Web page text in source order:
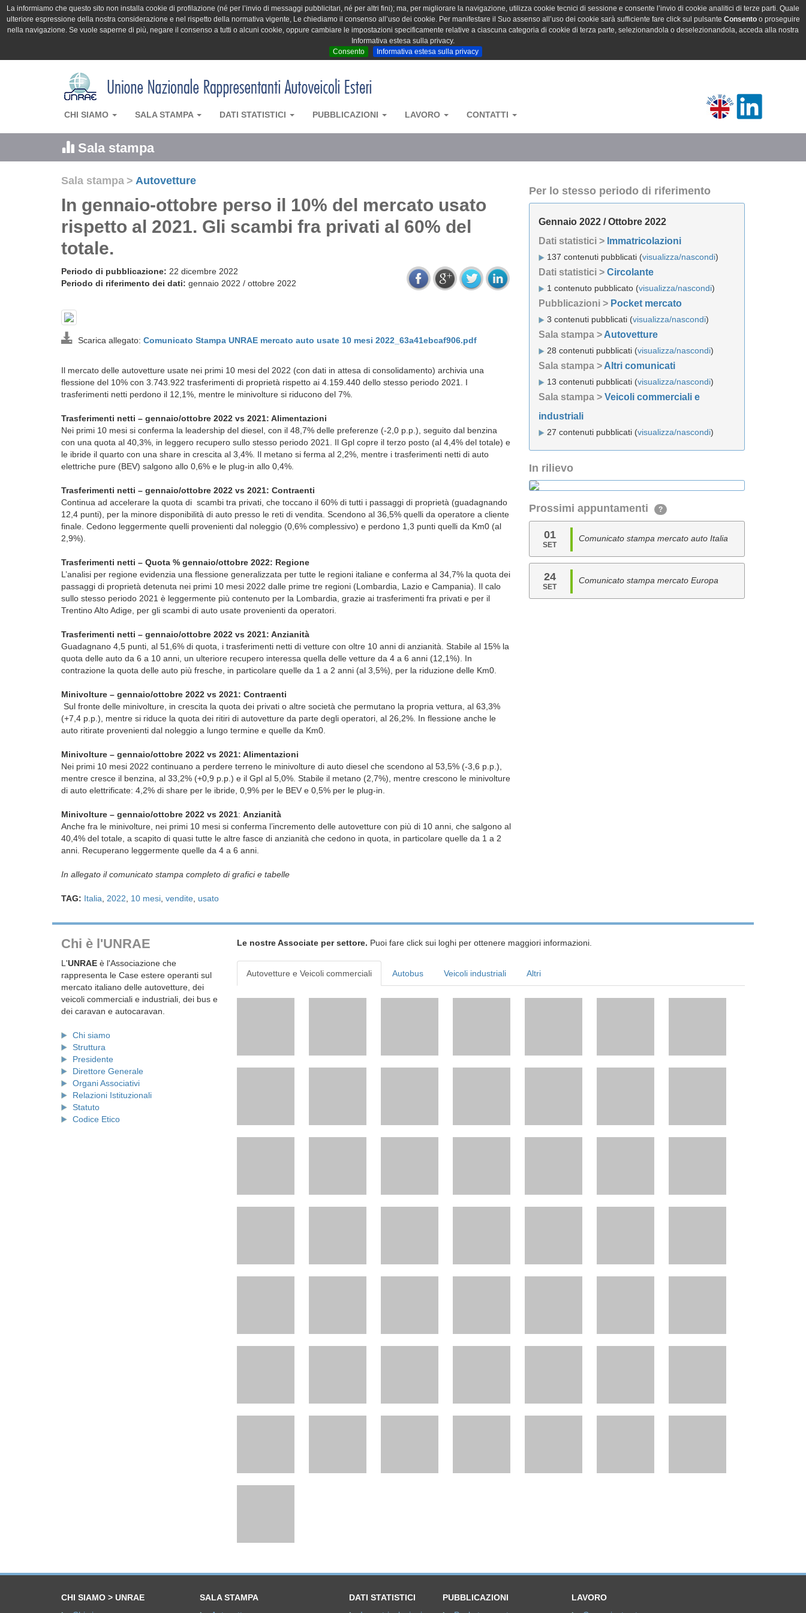
La informiamo che questo sito non installa cookie di profilazione (né per l’invio di messaggi pubblicitari, né per altri fini); ma, per migliorare la navigazione, utilizza cookie tecnici di sessione e consente l’invio di cookie analitici di terze parti. Quale
ulteriore espressione della nostra considerazione e nel rispetto della normativa vigente, Le chiediamo il consenso all’uso dei cookie. Per manifestare il Suo assenso all’uso dei cookie sarà sufficiente fare click sul pulsante Consentoo proseguire
nella navigazione. Se vuole saperne di più, negare il consenso a tutti o alcuni cookie, oppure cambiare le impostazioni specificamente relative a ciascuna categoria di cookie di terza parte, selezionandola o deselezionandola, acceda alla nostra
Informativa estesa sulla privacy.
Consento
Informativa estesa sulla privacy
CHI SIAMO SALA STAMPA DATI STATISTICI PUBBLICAZIONI LAVORO CONTATTI
Sala stampa
Sala stampa > Autovetture
In gennaio-ottobre perso il 10% del mercato usato
rispetto al 2021. Gli scambi fra privati al 60% del
totale.
Periodo di pubblicazione: 22 dicembre 2022
Periodo di riferimento dei dati: gennaio 2022 / ottobre 2022
Scarica allegato: Comunicato Stampa UNRAE mercato auto usate 10 mesi 2022_63a41ebcaf906.pdf
Il mercato delle autovetture usate nei primi 10 mesi del 2022 (con dati in attesa di consolidamento) archivia una
flessione del 10% con 3.743.922 trasferimenti di proprietà rispetto ai 4.159.440 dello stesso periodo 2021. I
trasferimenti netti perdono il 12,1%, mentre le minivolture si riducono del 7%.
Trasferimenti netti – gennaio/ottobre 2022 vs 2021: Alimentazioni
Nei primi 10 mesi si conferma la leadership del diesel, con il 48,7% delle preferenze (-2,0 p.p.), seguito dal benzina
con una quota al 40,3%, in leggero recupero sullo stesso periodo 2021. Il Gpl copre il terzo posto (al 4,4% del totale) e
le ibride il quarto con una share in crescita al 3,4%. Il metano si ferma al 2,2%, mentre i trasferimenti netti di auto
elettriche pure (BEV) salgono allo 0,6% e le plug-in allo 0,4%.
Trasferimenti netti – gennaio/ottobre 2022 vs 2021: Contraenti
Continua ad accelerare la quota di scambi tra privati, che toccano il 60% di tutti i passaggi di proprietà (guadagnando
12,4 punti), per la minore disponibilità di auto presso le reti di vendita. Scendono al 36,5% quelli da operatore a cliente
finale. Cedono leggermente quelli provenienti dal noleggio (0,6% complessivo) e perdono 1,3 punti quelli da Km0 (al
2,9%).
Trasferimenti netti – Quota % gennaio/ottobre 2022: Regione
L’analisi per regione evidenzia una flessione generalizzata per tutte le regioni italiane e conferma al 34,7% la quota dei
passaggi di proprietà detenuta nei primi 10 mesi 2022 dalle prime tre regioni (Lombardia, Lazio e Campania). Il calo
sullo stesso periodo 2021 è leggermente più contenuto per la Lombardia, grazie ai trasferimenti fra privati e per il
Trentino Alto Adige, per gli scambi di auto usate provenienti da operatori.
Trasferimenti netti – gennaio/ottobre 2022 vs 2021: Anzianità
Guadagnano 4,5 punti, al 51,6% di quota, i trasferimenti netti di vetture con oltre 10 anni di anzianità. Stabile al 15% la
quota delle auto da 6 a 10 anni, un ulteriore recupero interessa quella delle vetture da 4 a 6 anni (12,1%). In
contrazione la quota delle auto più fresche, in particolare quelle da 1 a 2 anni (al 3,5%), per la riduzione delle Km0.
Minivolture – gennaio/ottobre 2022 vs 2021: Contraenti
Sul fronte delle minivolture, in crescita la quota dei privati o altre società che permutano la propria vettura, al 63,3%
(+7,4 p.p.), mentre si riduce la quota dei ritiri di autovetture da parte degli operatori, al 26,2%. In flessione anche le
auto ritirate provenienti dal noleggio a lungo termine e quelle da Km0.
Minivolture – gennaio/ottobre 2022 vs 2021: Alimentazioni
Nei primi 10 mesi 2022 continuano a perdere terreno le minivolture di auto diesel che scendono al 53,5% (-3,6 p.p.),
mentre cresce il benzina, al 33,2% (+0,9 p.p.) e il Gpl al 5,0%. Stabile il metano (2,7%), mentre crescono le minivolture
di auto elettrificate: 4,2% di share per le ibride, 0,9% per le BEV e 0,5% per le plug-in.
Minivolture – gennaio/ottobre 2022 vs 2021: Anzianità
Anche fra le minivolture, nei primi 10 mesi si conferma l’incremento delle autovetture con più di 10 anni, che salgono al
40,4% del totale, a scapito di quasi tutte le altre fasce di anzianità che cedono in quota, in particolare quelle da 1 a 2
anni. Recuperano leggermente quelle da 4 a 6 anni.
In allegato il comunicato stampa completo di grafici e tabelle
TAG: Italia 2022 10 mesi vendite usato
Per lo stesso periodo di riferimento
Gennaio 2022 / Ottobre 2022
Dati statistici > Immatricolazioni
137 contenuti pubblicati (visualizza/nascondi)
Dati statistici > Circolante
1 contenuto pubblicato (visualizza/nascondi)
Pubblicazioni > Pocket mercato
3 contenuti pubblicati (visualizza/nascondi)
Sala stampa > Autovetture
28 contenuti pubblicati (visualizza/nascondi)
Sala stampa > Altri comunicati
13 contenuti pubblicati (visualizza/nascondi)
Sala stampa > Veicoli commerciali e
industriali
27 contenuti pubblicati (visualizza/nascondi)
In rilievo
Prossimi appuntamenti ?
01
SET
Comunicato stampa mercato auto Italia
24
SET
Comunicato stampa mercato Europa
Chi è l'UNRAE
L'UNRAE è l'Associazione che
rappresenta le Case estere operanti sul
mercato italiano delle autovetture, dei
veicoli commerciali e industriali, dei bus e
dei caravan e autocaravan.
Chi siamo
Struttura
Presidente
Direttore Generale
Organi Associativi
Relazioni Istituzionali
Statuto
Codice Etico
Le nostre Associate per settore. Puoi fare click sui loghi per ottenere maggiori informazioni.
Autovetture e Veicoli commerciali Autobus Veicoli industriali Altri
CHI SIAMO > UNRAE
SALA STAMPA
DATI STATISTICI
PUBBLICAZIONI
LAVORO